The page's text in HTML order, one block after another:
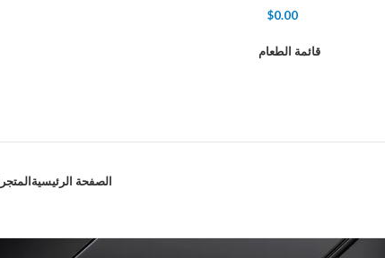
$0.00
قائمة الطعام
الصفحة الرئيسيةالمتجر